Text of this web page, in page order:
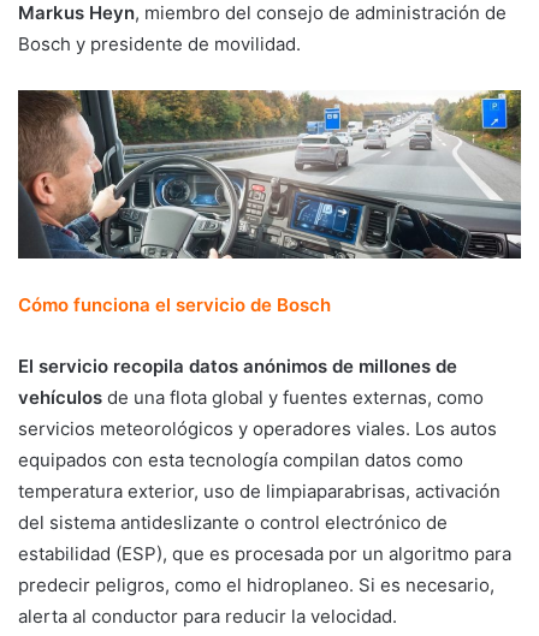
Markus Heyn, miembro del consejo de administración de
Bosch y presidente de movilidad.
Cómo funciona el servicio de Bosch
El servicio recopila datos anónimos de millones de
vehículos de una flota global y fuentes externas, como
servicios meteorológicos y operadores viales. Los autos
equipados con esta tecnología compilan datos como
temperatura exterior, uso de limpiaparabrisas, activación
del sistema antideslizante o control electrónico de
estabilidad (ESP), que es procesada por un algoritmo para
predecir peligros, como el hidroplaneo. Si es necesario,
alerta al conductor para reducir la velocidad.